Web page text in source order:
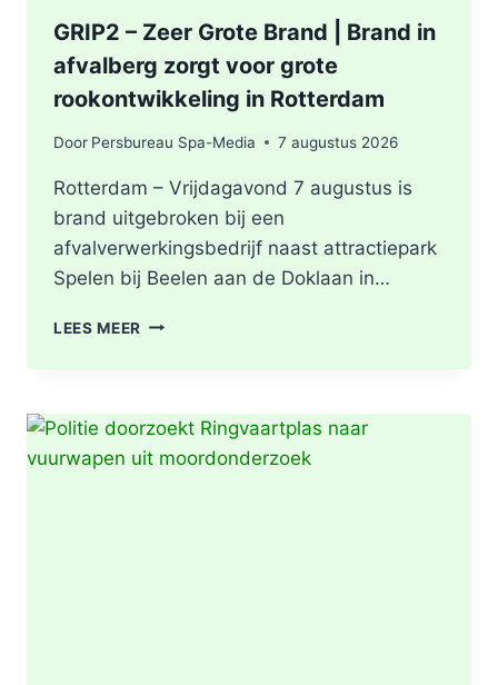
GRIP2 – Zeer Grote Brand | Brand in
afvalberg zorgt voor grote
rookontwikkeling in Rotterdam
Door Persbureau Spa-Media 7 augustus 2026
Rotterdam – Vrijdagavond 7 augustus is
brand uitgebroken bij een
afvalverwerkingsbedrijf naast attractiepark
Spelen bij Beelen aan de Doklaan in…
LEES MEER GRIP2
BRAND
|
BRAND